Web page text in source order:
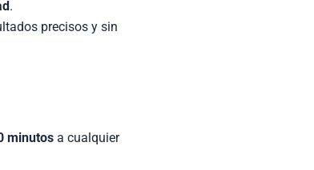
.
precisos y sin
minutos a cualquier